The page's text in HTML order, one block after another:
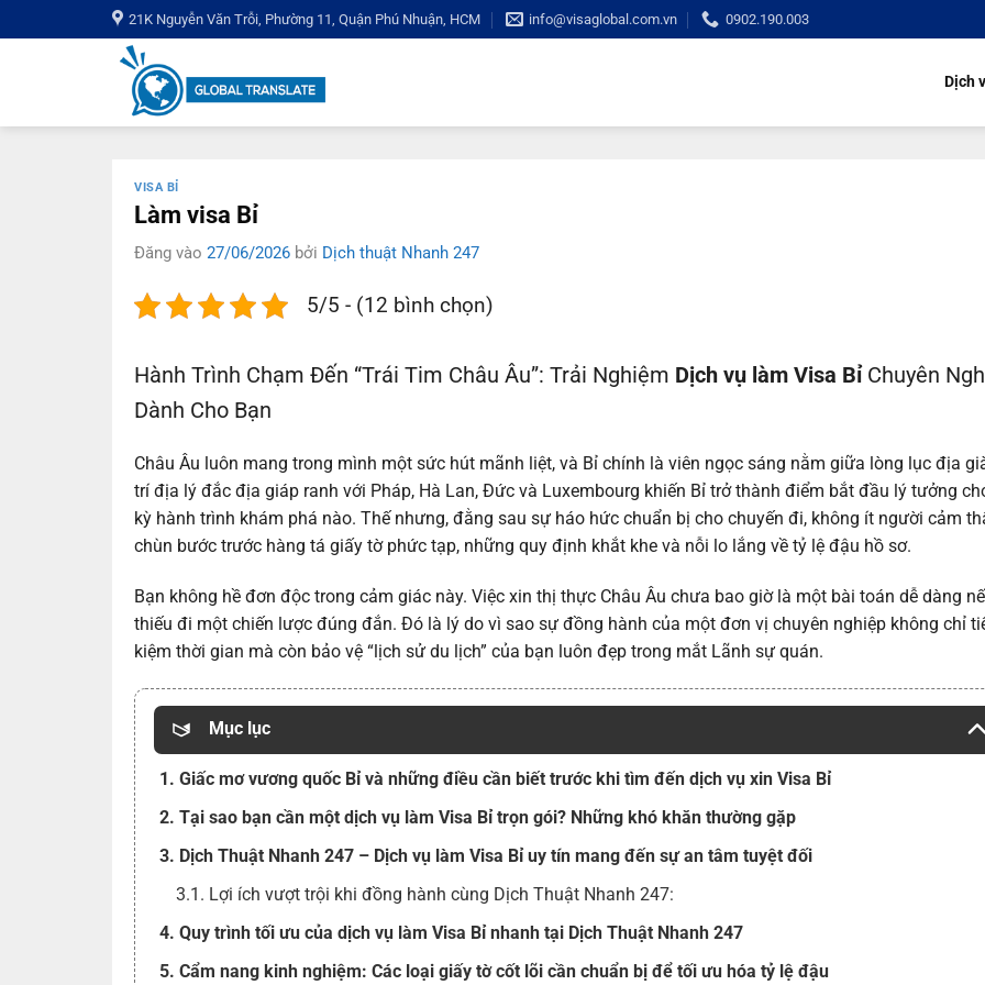
qua
21K Nguyễn Văn Trỗi, Phường 11, Quận Phú Nhuận, HCM info@visaglobal.com.vn 0902.190.003
Dịch
VISA BỈ
Làm visa Bỉ
Đăng vào 27/06/2026 bởi Dịch thuật Nhanh 247
5/5 - (12 bình chọn)
Hành Trình Chạm Đến “Trái Tim Châu Âu”: Trải Nghiệm Dịch vụ làm Visa BỉChuyên
Dành Cho Bạn
Châu Âu luôn mang trong mình một sức hút mãnh liệt, và Bỉ chính là viên ngọc sáng nằm giữa lòng lục địa
trí địa lý đắc địa giáp ranh với Pháp, Hà Lan, Đức và Luxembourg khiến Bỉ trở thành điểm bắt đầu lý tưởng
kỳ hành trình khám phá nào. Thế nhưng, đằng sau sự háo hức chuẩn bị cho chuyến đi, không ít người cảm
chùn bước trước hàng tá giấy tờ phức tạp, những quy định khắt khe và nỗi lo lắng về tỷ lệ đậu hồ sơ.
Bạn không hề đơn độc trong cảm giác này. Việc xin thị thực Châu Âu chưa bao giờ là một bài toán dễ dàng
thiếu đi một chiến lược đúng đắn. Đó là lý do vì sao sự đồng hành của một đơn vị chuyên nghiệp không chỉ
kiệm thời gian mà còn bảo vệ “lịch sử du lịch” của bạn luôn đẹp trong mắt Lãnh sự quán.
Mục lục
1. Giấc mơ vương quốc Bỉ và những điều cần biết trước khi tìm đến dịch vụ xin Visa Bỉ
2. Tại sao bạn cần một dịch vụ làm Visa Bỉ trọn gói? Những khó khăn thường gặp
3. Dịch Thuật Nhanh 247 – Dịch vụ làm Visa Bỉ uy tín mang đến sự an tâm tuyệt đối
3.1. Lợi ích vượt trội khi đồng hành cùng Dịch Thuật Nhanh 247:
4. Quy trình tối ưu của dịch vụ làm Visa Bỉ nhanh tại Dịch Thuật Nhanh 247
5. Cẩm nang kinh nghiệm: Các loại giấy tờ cốt lõi cần chuẩn bị để tối ưu hóa tỷ lệ đậu